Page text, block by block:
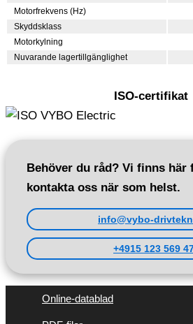
Motorfrekvens (Hz)
Skyddsklass
Motorkylning
Nuvarande lagertillgänglighet
ISO-certifikat
Behöver du råd? Vi finns här
kontakta oss när som helst.
info@vybo-
+4915 123 569
Online-datablad